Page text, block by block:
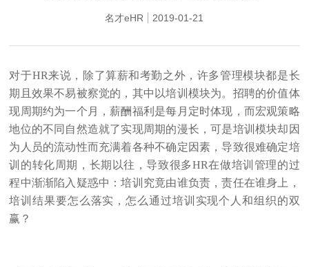
名才eHR 2019-01-21
对于HR来说，除了算薪和考勤之外，许多管理模块都是长
期且效果不易被察觉的，其中以培训模块为。招聘的价值体
现周期约为一个月，薪酬福利是每月定时体现，而宏观策略
地位的不同自然造就了实现周期的漫长，可是培训模块却因
为人员的流动性而充满着各种不确定因素，导致很难确定培
训的转化周期，长期以往，导致很多HR在做培训管理的过
程中渐渐陷入疑惑中：培训究竟由谁负责，责任在谁身上，
培训结果要怎么落实，怎么通过培训实现个人和组织的双
赢？